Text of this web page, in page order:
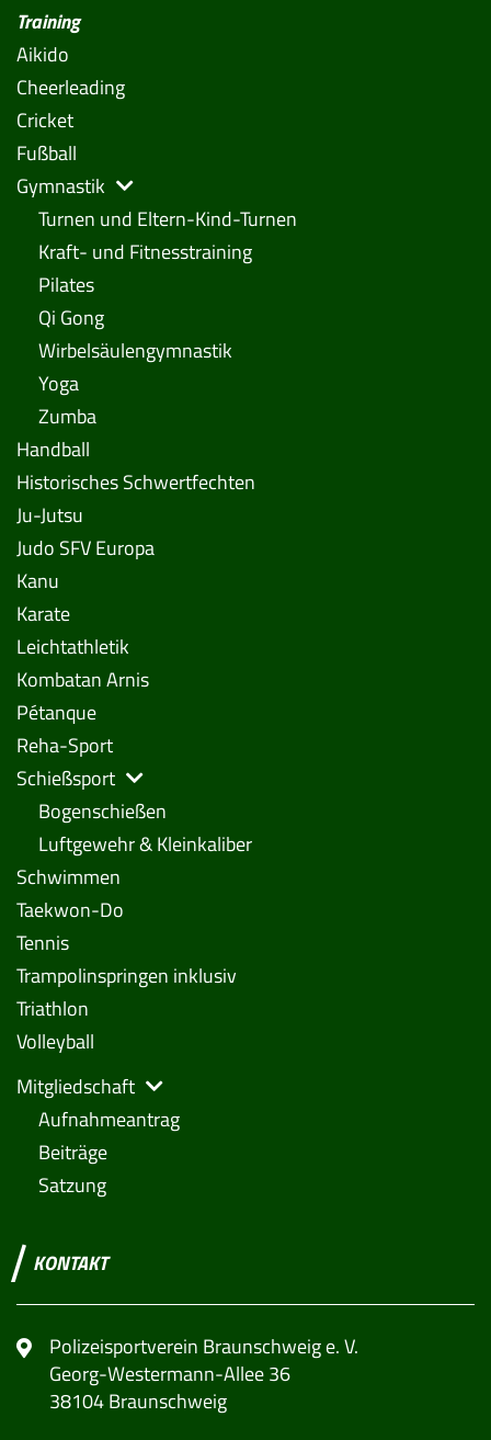
Training
Aikido
Cheerleading
Cricket
Fußball
Gymnastik
Turnen und Eltern-Kind-Turnen
Kraft- und Fitnesstraining
Pilates
Qi Gong
Wirbelsäulengymnastik
Yoga
Zumba
Handball
Historisches Schwertfechten
Ju-Jutsu
Judo SFV Europa
Kanu
Karate
Leichtathletik
Kombatan Arnis
Pétanque
Reha-Sport
Schießsport
Bogenschießen
Luftgewehr & Kleinkaliber
Schwimmen
Taekwon-Do
Tennis
Trampolinspringen inklusiv
Triathlon
Volleyball
Mitgliedschaft
Aufnahmeantrag
Beiträge
Satzung
KONTAKT
Polizeisportverein Braunschweig e. V.
Georg-Westermann-Allee 36
38104 Braunschweig